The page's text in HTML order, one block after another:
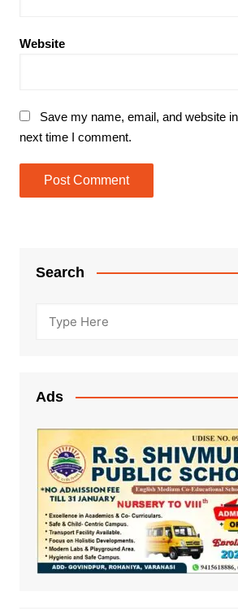
Website
Save my name, email, and website
next time I comment.
Search
Ads